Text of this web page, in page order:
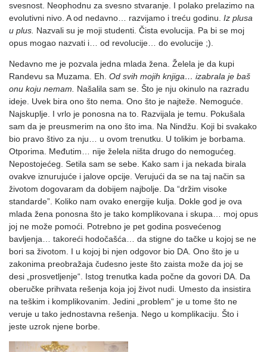
svesnost. Neophodnu za svesno stvaranje. I polako prelazimo na
evolutivni nivo. A od nedavno… razvijamo i treću godinu. Iz plusa
u plus. Nazvali su je moji studenti. Čista evolucija. Pa bi se moj
opus mogao nazvati i… od revolucije… do evolucije ;).
Nedavno me je pozvala jedna mlada žena. Želela je da kupi
Randevu sa Muzama. Eh. Od svih mojih knjiga… izabrala je baš
onu koju nemam. Našalila sam se. Što je nju okinulo na razradu
ideje. Uvek bira ono što nema. Ono što je najteže. Nemoguće.
Najskuplje. I vrlo je ponosna na to. Razvijala je temu. Pokušala
sam da je preusmerim na ono što ima. Na Nindžu. Koji bi svakako
bio pravo štivo za nju… u ovom trenutku. U tolikim je borbama.
Otporima. Međutim… nije želela ništa drugo do nemogućeg.
Nepostojećeg. Setila sam se sebe. Kako sam i ja nekada birala
ovakve iznurujuće i jalove opcije. Verujući da se na taj način sa
životom dogovaram da dobijem najbolje. Da “držim visoke
standarde”. Koliko nam ovako energije kulja. Dokle god je ova
mlada žena ponosna što je tako komplikovana i skupa… moj opus
joj ne može pomoći. Potrebno je pet godina posvećenog
bavljenja… takoreći hodočašća… da stigne do tačke u kojoj se ne
bori sa životom. I u kojoj bi njen odgovor bio DA. Ono što je u
zakonima preobražaja čudesno jeste što zaista može da joj se
desi „prosvetljenje“. Istog trenutka kada počne da govori DA. Da
oberučke prihvata rešenja koja joj život nudi. Umesto da insistira
na teškim i komplikovanim. Jedini „problem“ je u tome što ne
veruje u tako jednostavna rešenja. Nego u komplikaciju. Što i
jeste uzrok njene borbe.